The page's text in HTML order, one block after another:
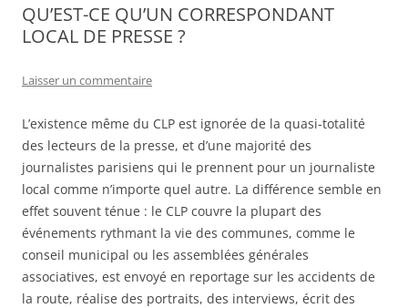
QU’EST-CE QU’UN CORRESPONDANT
LOCAL DE PRESSE ?
Laisser un commentaire
L’existence même du CLP est ignorée de la quasi-totalité
des lecteurs de la presse, et d’une majorité des
journalistes parisiens qui le prennent pour un journaliste
local comme n’importe quel autre. La différence semble en
effet souvent ténue : le CLP couvre la plupart des
événements rythmant la vie des communes, comme le
conseil municipal ou les assemblées générales
associatives, est envoyé en reportage sur les accidents de
la route, réalise des portraits, des interviews, écrit des